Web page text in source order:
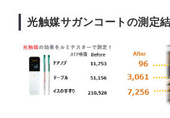
光触媒サガンコートの測定